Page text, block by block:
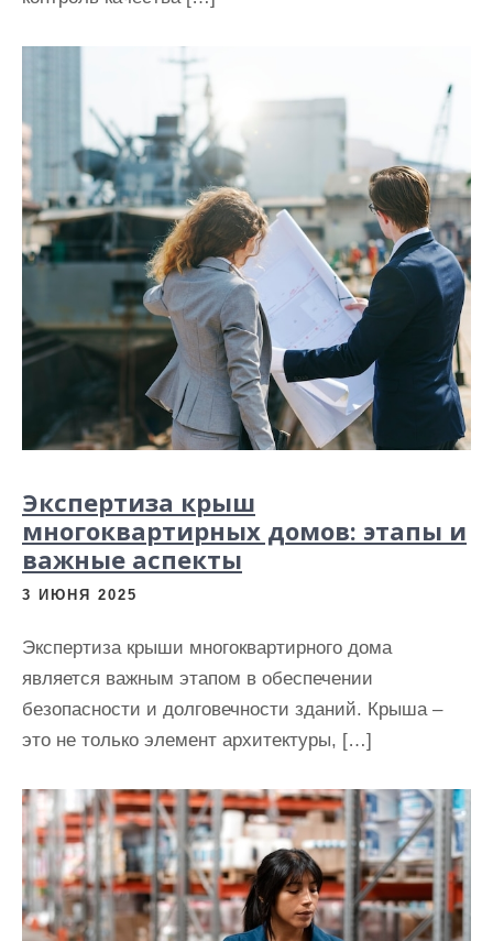
Экспертиза крыш
многоквартирных домов: этапы и
важные аспекты
3 ИЮНЯ 2025
Экспертиза крыши многоквартирного дома
является важным этапом в обеспечении
безопасности и долговечности зданий. Крыша –
это не только элемент архитектуры, […]